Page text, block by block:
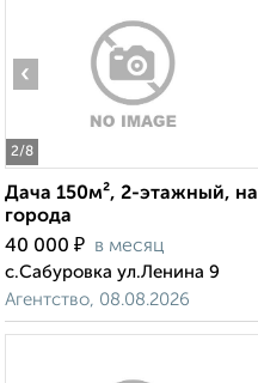
2/8
‹
Дача 150м², 2-этажный,
города
40 000 ₽ в месяц
с.Сабуровка ул.Ленина 9
Агентство, 08.08.2026